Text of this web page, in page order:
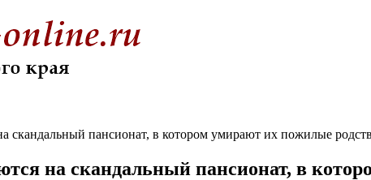
скандальный пансионат, в котором умирают их пожилые
на скандальный пансионат, в